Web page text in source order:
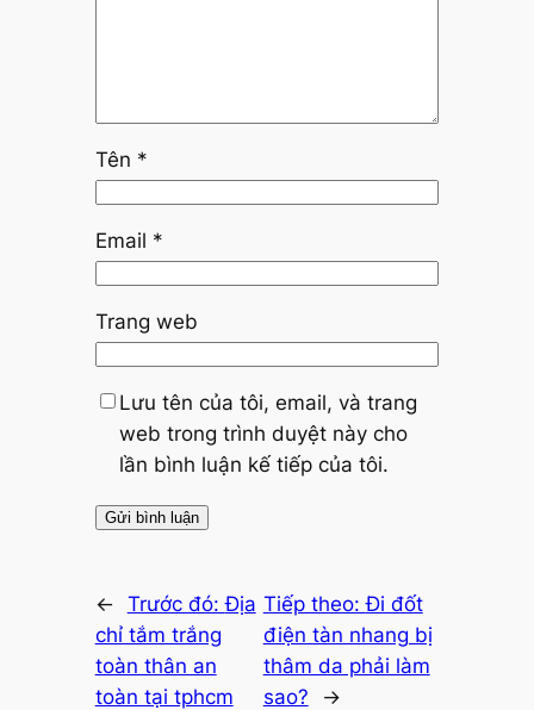
Tên *
Email *
Trang web
Lưu tên của tôi, email, và trang
web trong trình duyệt này cho
lần bình luận kế tiếp của tôi.
← Trước đó:Địa
chỉ tắm trắng
toàn thân an
toàn tại tphcm
Tiếp theo:Đi đốt
điện tàn nhang bị
thâm da phải làm
sao?
→